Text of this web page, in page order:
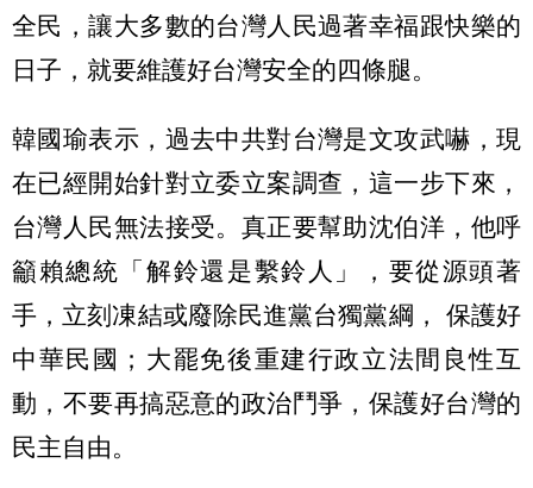
全民，讓大多數的台灣人民過著幸福跟快樂的
日子，就要維護好台灣安全的四條腿。
韓國瑜表示，過去中共對台灣是文攻武嚇，現
在已經開始針對立委立案調查，這一步下來，
台灣人民無法接受。真正要幫助沈伯洋，他呼
籲賴總統「解鈴還是繫鈴人」，要從源頭著
手，立刻凍結或廢除民進黨台獨黨綱， 保護好
中華民國；大罷免後重建行政立法間良性互
動，不要再搞惡意的政治鬥爭，保護好台灣的
民主自由。